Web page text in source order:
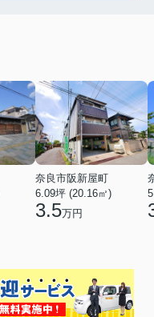
奈良市阪新屋町
6.09坪 (20.16㎡)
3.5万円